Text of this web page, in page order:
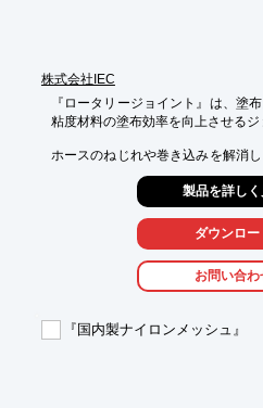
株式会社IEC
『ロータリージョイント』は、塗
粘度材料の塗布効率を向上させるジ
ホースのねじれや巻き込みを解消
塗料・エアーはハウジング内側に
ため、塗布ガンを単独で回転させ
ロボットはホースなどによる動作の
■3.4kgの軽量・コンパクトサイズ
■高粘度材料を漏らさず移送する特
■温調水循環可能（オプション）
製品を詳しく
ダウンロー
お問い合わ
『国内製ナイロンメッシュ』